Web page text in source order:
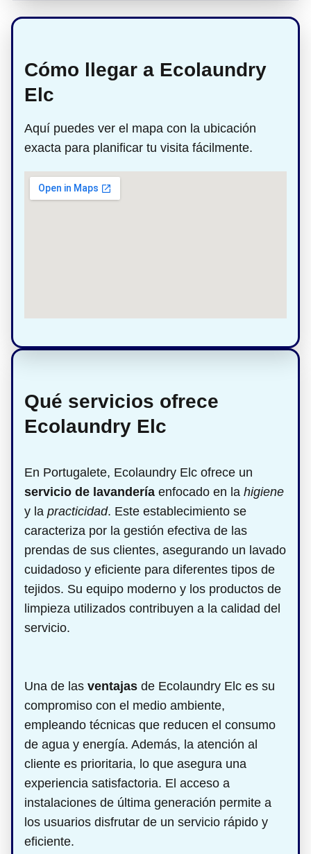
Cómo llegar a Ecolaundry
Elc
Aquí puedes ver el mapa con la ubicación
exacta para planificar tu visita fácilmente.
Qué servicios ofrece
Ecolaundry Elc
En Portugalete, Ecolaundry Elc ofrece un
servicio de lavandería enfocado en la higiene
y la practicidad. Este establecimiento se
caracteriza por la gestión efectiva de las
prendas de sus clientes, asegurando un lavado
cuidadoso y eficiente para diferentes tipos de
tejidos. Su equipo moderno y los productos de
limpieza utilizados contribuyen a la calidad del
servicio.
Una de las ventajas de Ecolaundry Elc es su
compromiso con el medio ambiente,
empleando técnicas que reducen el consumo
de agua y energía. Además, la atención al
cliente es prioritaria, lo que asegura una
experiencia satisfactoria. El acceso a
instalaciones de última generación permite a
los usuarios disfrutar de un servicio rápido y
eficiente.